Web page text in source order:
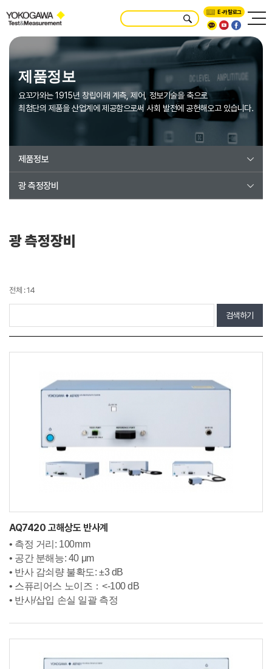
E-카탈로그
제품정보
요꼬가와는 1915년 창립이래 계측, 제어, 정보기술을 축으로
최첨단의 제품을 산업계에 제공함으로써 사회 발전에 공헌해오고 있습니다.
제품정보
광 측정장비
광 측정장비
전체 : 14
검색하기
AQ7420 고해상도 반사계
• 측정 거리: 100mm
• 공간 분해능: 40 μm
• 반사 감쇠량 불확도: ±3 dB
• 스퓨리어스 노이즈：<-100 dB
• 반사/삽입 손실 일괄 측정